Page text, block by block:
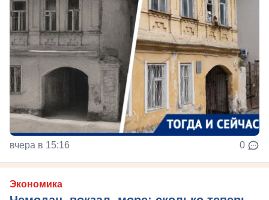
вчера в 15:16 0
Экономика